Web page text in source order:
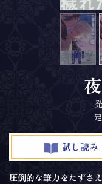
試し読み
圧倒的な筆力をたずさえ